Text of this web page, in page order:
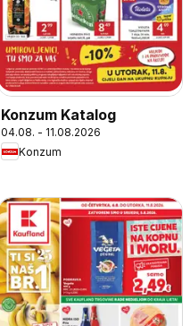
Konzum Katalog
04.08. - 11.08.2026
Konzum